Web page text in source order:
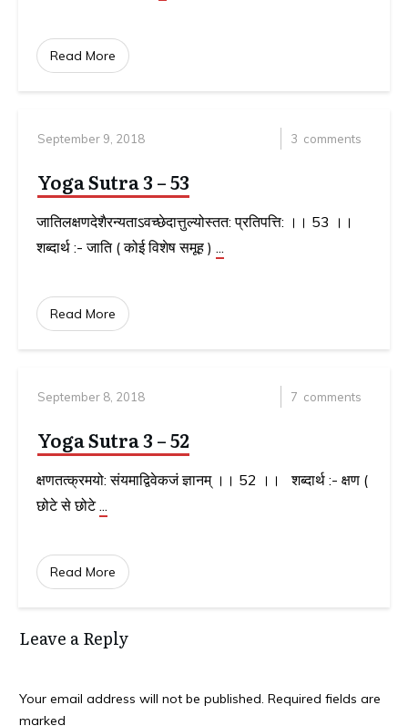
Read More
September 9, 2018 3 comments
Yoga Sutra 3 – 53
जातिलक्षणदेशैरन्यताऽवच्छेदात्तुल्योस्तत: प्रतिपत्ति: ।। 53 ।।
शब्दार्थ :- जाति ( कोई विशेष समूह ) ...
Read More
September 8, 2018 7 comments
Yoga Sutra 3 – 52
क्षणतत्क्रमयो: संयमाद्विवेकजं ज्ञानम् ।। 52 ।। शब्दार्थ :- क्षण (
छोटे से छोटे...
Read More
Leave a Reply
Your email address will not be published. Required fields are
marked